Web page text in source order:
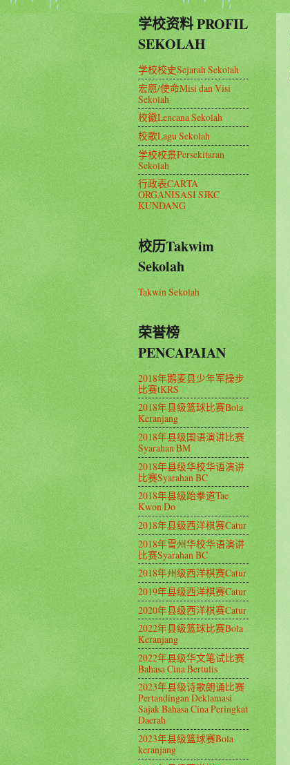
学校资料 PROFIL
SEKOLAH
学校校史Sejarah Sekolah
宏愿/使命Misi dan Visi
Sekolah
校徽Lencana Sekolah
校歌Lagu Sekolah
学校校景Persekitaran
Sekolah
行政表CARTA
ORGANISASI SJKC
KUNDANG
校历Takwim
Sekolah
Takwin Sekolah
荣誉榜
PENCAPAIAN
2018年鹅麦县少年军操步
比赛tKRS
2018年县级篮球比赛Bola
Keranjang
2018年县级国语演讲比赛
Syarahan BM
2018年县级华校华语演讲
比赛Syarahan BC
2018年县级跆拳道Tae
Kwon Do
2018年县级西洋棋赛Catur
2018年雪州华校华语演讲
比赛Syarahan BC
2018年州级西洋棋赛Catur
2019年县级西洋棋赛Catur
2020年县级西洋棋赛Catur
2022年县级篮球比赛Bola
Keranjang
2022年县级华文笔试比赛
Bahasa Cina Bertulis
2023年县级诗歌朗诵比赛
Pertandingan Deklamasi
Sajak Bahasa Cina Peringkat
Daerah
2023年县级篮球赛Bola
keranjang